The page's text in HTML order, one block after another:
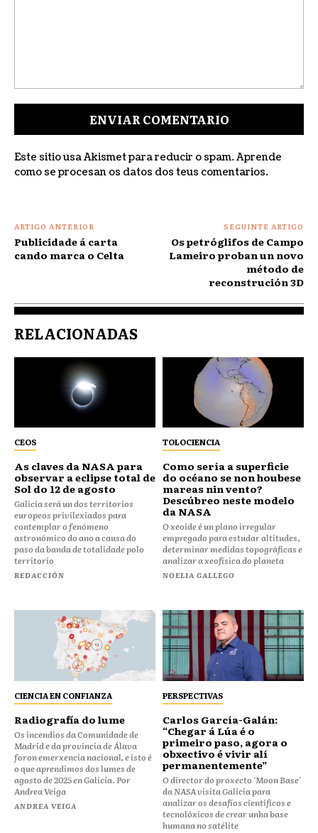
Este sitio usa Akismet para reducir o spam. Aprende
como se procesan os datos dos teus comentarios.
ARTIGO ANTERIOR
Publicidade á carta
cando marca o Celta
SEGUINTE ARTIGO
Os petróglifos de Campo
Lameiro proban un novo
método de
reconstrución 3D
RELACIONADAS
CEOS
As claves da NASA para
observar a eclipse total de
Sol do 12 de agosto
Galicia será un dos territorios
europeos privilexiados para
contemplar o fenómeno
astronómico do ano a causa do
paso da banda de totalidade polo
territorio
REDACCIÓN
TOLOCIENCIA
Como sería a superficie
do océano se non houbese
mareas nin vento?
Descúbreo neste modelo
da NASA
O xeoide é un plano irregular
empregado para estudar altitudes,
determinar medidas topográficas e
analizar a xeofísica do planeta
NOELIA GALLEGO
CIENCIA EN CONFIANZA
Radiografía do lume
Os incendios da Comunidade de
Madrid e da provincia de Álava
foron emerxencia nacional, e isto é
o que aprendimos dos lumes de
agosto de 2025 en Galicia. Por
Andrea Veiga
ANDREA VEIGA
PERSPECTIVAS
Carlos García-Galán:
“Chegar á Lúa é o
primeiro paso, agora o
obxectivo é vivir alí
permanentemente”
O director do proxecto 'Moon Base'
da NASA visita Galicia para
analizar os desafíos científicos e
tecnolóxicos de crear unha base
humana no satélite